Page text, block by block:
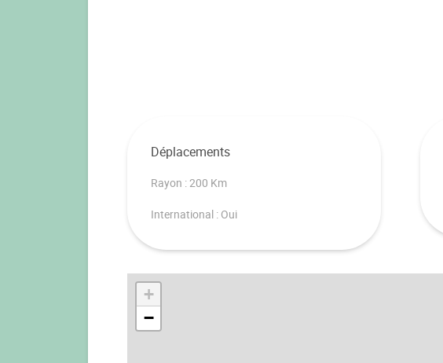
Déplacements
Rayon : 200 Km
International : Oui
+
−